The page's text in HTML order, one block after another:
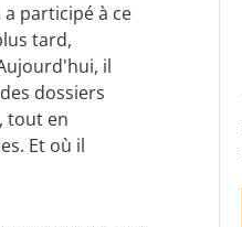
participé à ce
tard,
il
dossiers
tout en
Et où il